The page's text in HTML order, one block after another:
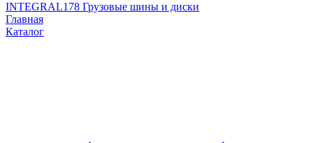
INTEGRAL178 Грузовые шины и диски
Главная
Каталог